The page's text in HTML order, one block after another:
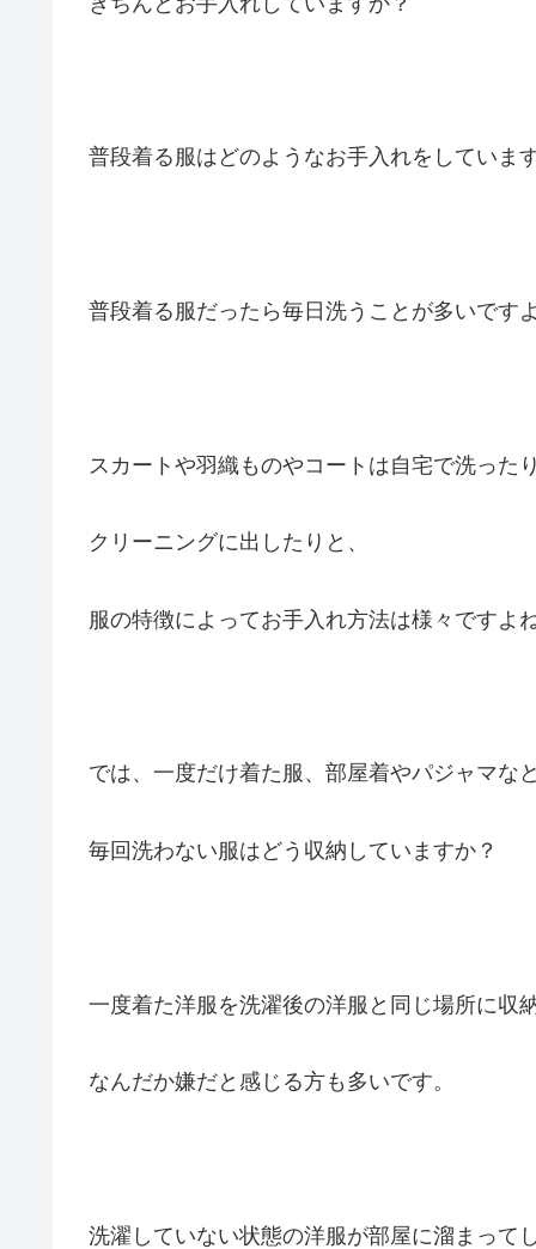
普段着る服はどのようなお手入れをしていま
普段着る服だったら毎日洗うことが多いです
スカートや羽織ものやコートは自宅で洗った
クリーニングに出したりと、
服の特徴によってお手入れ方法は様々ですよ
では、一度だけ着た服、部屋着やパジャマな
毎回洗わない服はどう収納していますか？
一度着た洋服を洗濯後の洋服と同じ場所に収
なんだか嫌だと感じる方も多いです。
洗濯していない状態の洋服が部屋に溜まって